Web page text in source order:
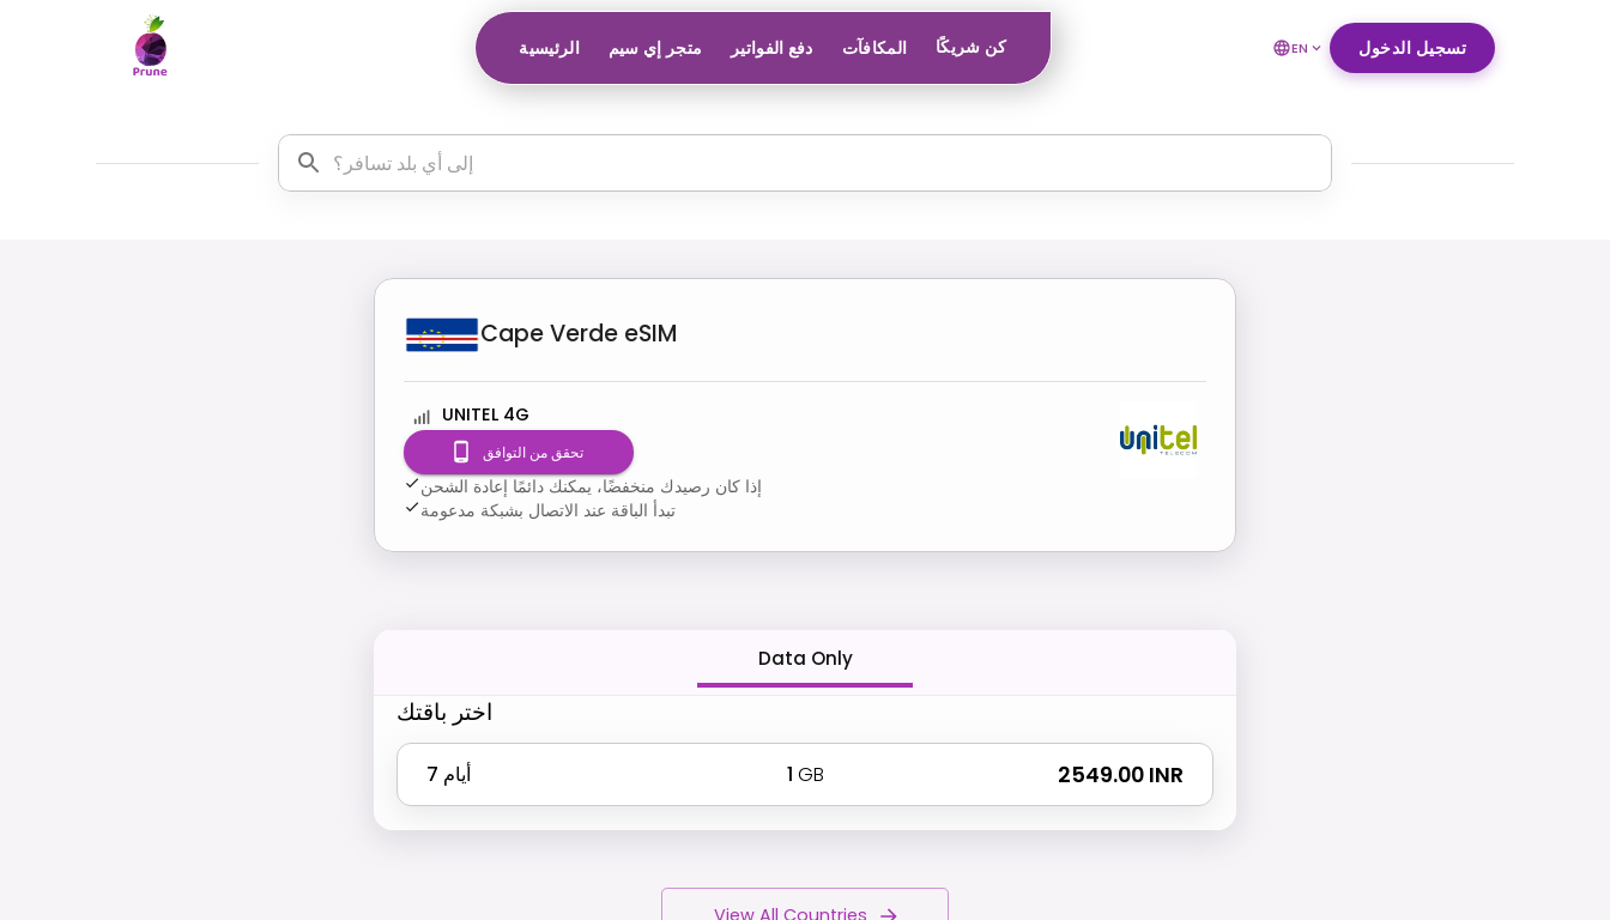
الرئيسية متجر إي سيم دفع الفواتير المكافآت كن شريكًا EN تسجيل الدخول
Cape Verde eSIM
UNITEL 4G
تحقق من التوافق
إذا كان رصيدك منخفضًا، يمكنك دائمًا إعادة الشحن
تبدأ الباقة عند الاتصال بشبكة مدعومة
Data Only
اختر باقتك
7 أيام 1 GB ₹ 2549.00 INR